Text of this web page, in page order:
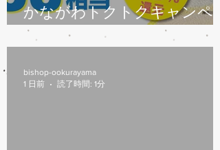
かながわトクトクキャンペー
ン始まります
bishop-ookurayama
1 日前
読了時間: 1分